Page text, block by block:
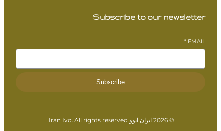
Subscribe to our newsletter
EMAIL
*
Subscribe
© 2026 ایران ایوو Iran Ivo. All rights reserved.